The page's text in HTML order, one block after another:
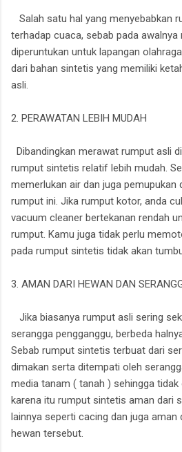
Salah satu hal yang menyebabkan
terhadap cuaca, sebab pada
diperuntukan untuk lapangan
dari bahan sintetis yang memiliki
asli.
2. PERAWATAN LEBIH MUDAH
Dibandingkan merawat rumput asli
rumput sintetis relatif lebih mudah.
memerlukan air dan juga
rumput ini. Jika rumput kotor, anda
vacuum cleaner bertekanan rendah
rumput. Kamu juga tidak perlu
pada rumput sintetis tidak akan
3. AMAN DARI HEWAN DAN
Jika biasanya rumput asli sering
serangga pengganggu, berbeda
Sebab rumput sintetis terbuat dari
dimakan serta ditempati oleh
media tanam ( tanah ) sehingga tidak
karena itu rumput sintetis aman dari
lainnya seperti cacing dan juga
hewan tersebut.